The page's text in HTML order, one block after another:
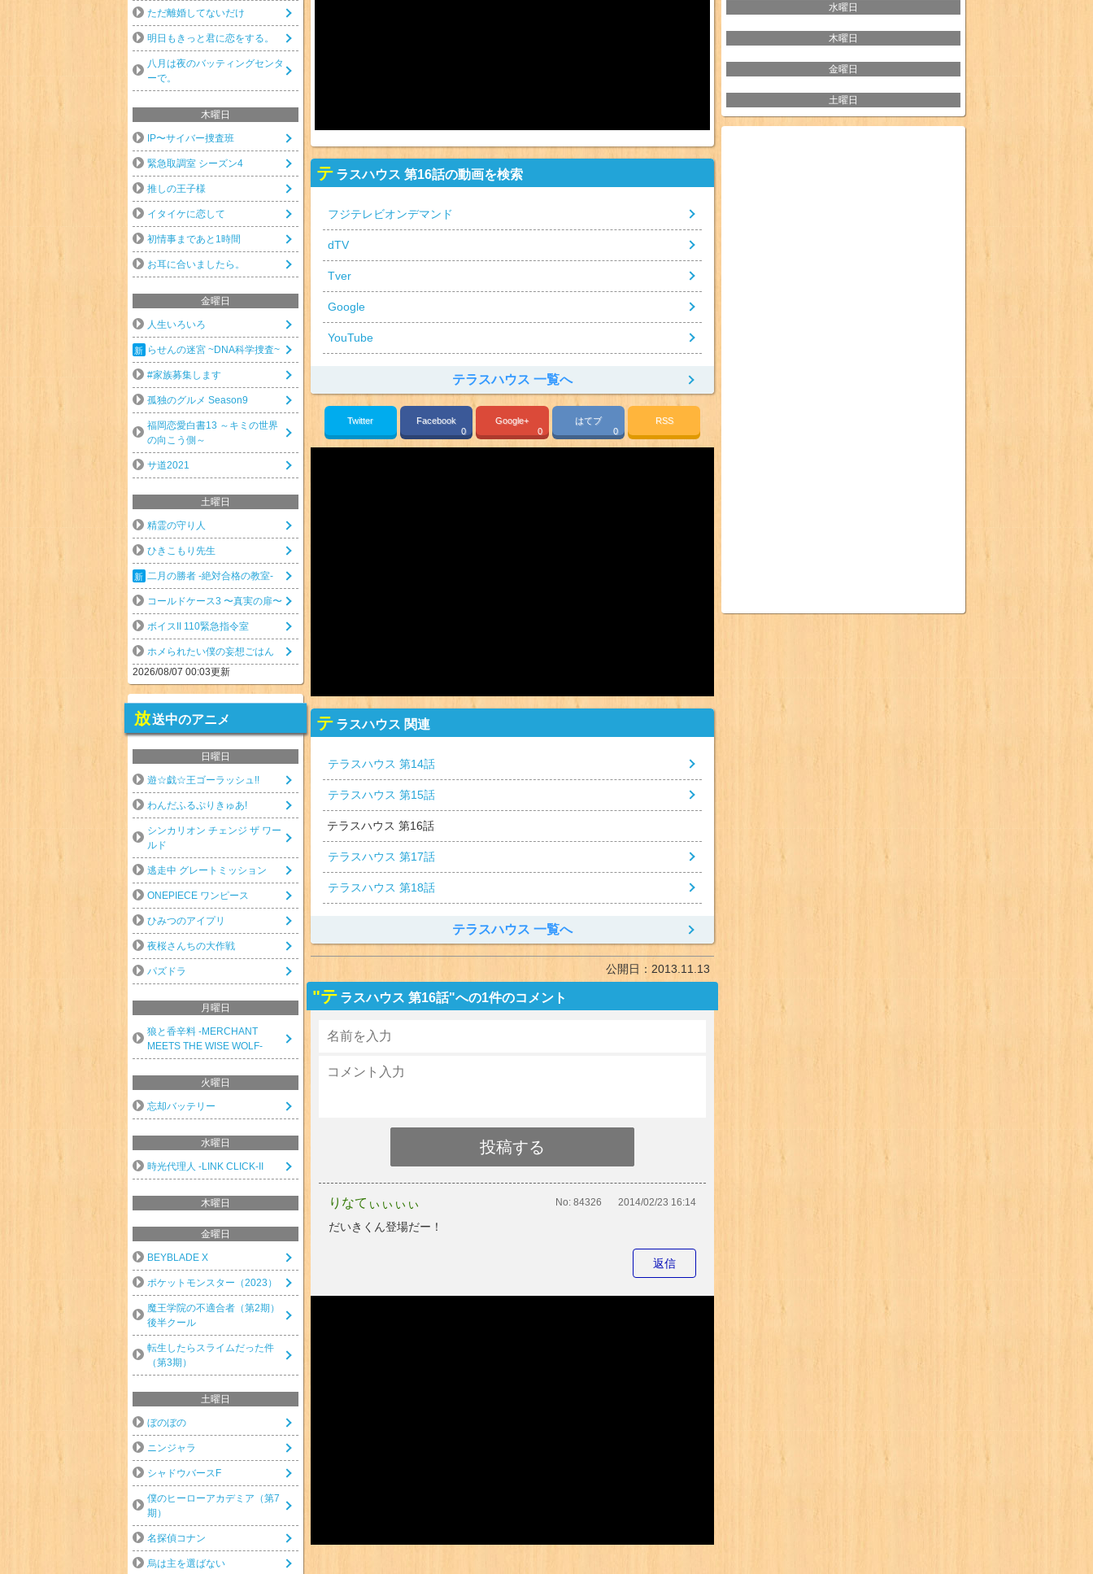
テ ラスハウス 第16話の動画を検索
フジテレビオンデマンド
dTV
Tver
Google
YouTube
テラスハウス 一覧へ
Twitter
Facebook
0
Google+
0
はてブ
0
RSS
テ ラスハウス 関連
テラスハウス 第14話
テラスハウス 第15話
テラスハウス 第16話
テラスハウス 第17話
テラスハウス 第18話
テラスハウス 一覧へ
公開日： 2013.11.13
"テ ラスハウス 第16話"への1件のコメント
りなてぃぃぃぃ No: 84326 2014/02/23 16:14
だいきくん登場だー！
返信
ただ離婚してないだけ
明日もきっと君に恋をする。
八月は夜のバッティングセンタ
ーで。
木曜日
IP〜サイバー捜査班
緊急取調室 シーズン4
推しの王子様
イタイケに恋して
初情事まであと1時間
お耳に合いましたら。
金曜日
人生いろいろ
らせんの迷宮 ~DNA科学捜査~
#家族募集します
孤独のグルメ Season9
福岡恋愛白書13 ～キミの世界
の向こう側～
サ道2021
土曜日
精霊の守り人
ひきこもり先生
二月の勝者 -絶対合格の教室-
コールドケース3 〜真実の扉〜
ボイスII 110緊急指令室
ホメられたい僕の妄想ごはん
2026/08/07 00:03更新
放送中のアニメ
日曜日
遊☆戯☆王ゴーラッシュ!!
わんだふるぷりきゅあ!
シンカリオン チェンジ ザ ワー
ルド
逃走中 グレートミッション
ONEPIECE ワンピース
ひみつのアイプリ
夜桜さんちの大作戦
パズドラ
月曜日
狼と香辛料 -MERCHANT
MEETS THE WISE WOLF-
火曜日
忘却バッテリー
水曜日
時光代理人 -LINK CLICK-II
木曜日
金曜日
BEYBLADE X
ポケットモンスター（2023）
魔王学院の不適合者（第2期）
後半クール
転生したらスライムだった件
（第3期）
土曜日
ぼのぼの
ニンジャラ
シャドウバースF
僕のヒーローアカデミア（第7
期）
名探偵コナン
烏は主を選ばない
水曜日
木曜日
金曜日
土曜日